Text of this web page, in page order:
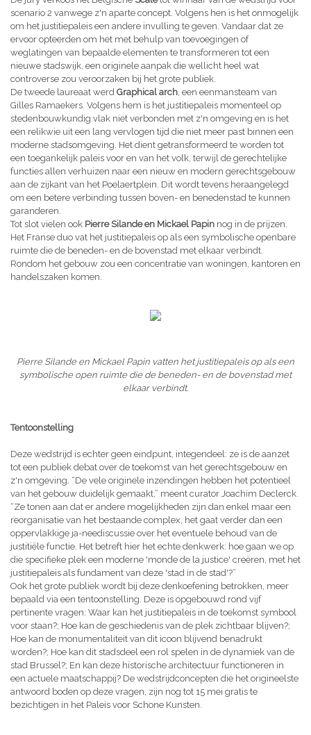
scenario 2 vanwege z'n aparte concept. Volgens hen is het onmogelijk
om het justitiepaleis een andere invulling te geven. Vandaar dat ze
ervoor opteerden om het met behulp van toevoegingen of
weglatingen van bepaalde elementen te transformeren tot een
nieuwe stadswijk, een originele aanpak die wellicht heel wat
controverse zou veroorzaken bij het grote publiek.
De tweede laureaat werd Graphical arch, een eenmansteam van
Gilles Ramaekers. Volgens hem is het justitiepaleis momenteel op
stedenbouwkundig vlak niet verbonden met z'n omgeving en is het
een relikwie uit een lang vervlogen tijd die niet meer past binnen een
moderne stadsomgeving. Het dient getransformeerd te worden tot
een toegankelijk paleis voor en van het volk, terwijl de gerechtelijke
functies allen verhuizen naar een nieuw en modern gerechtsgebouw
aan de zijkant van het Poelaertplein. Dit wordt tevens heraangelegd
om een betere verbinding tussen boven- en benedenstad te kunnen
garanderen.
Tot slot vielen ook Pierre Silande en Mickael Papin nog in de prijzen.
Het Franse duo vat het justitiepaleis op als een symbolische openbare
ruimte die de beneden- en de bovenstad met elkaar verbindt.
Rondom het gebouw zou een concentratie van woningen, kantoren en
handelszaken komen.
Pierre Silande en Mickael Papin vatten het justitiepaleis op als een
symbolische open ruimte die de beneden- en de bovenstad met
elkaar verbindt.
Tentoonstelling
Deze wedstrijd is echter geen eindpunt, integendeel: ze is de aanzet
tot een publiek debat over de toekomst van het gerechtsgebouw en
z'n omgeving. “De vele originele inzendingen hebben het potentieel
van het gebouw duidelijk gemaakt,” meent curator Joachim Declerck.
“Ze tonen aan dat er andere mogelijkheden zijn dan enkel maar een
reorganisatie van het bestaande complex, het gaat verder dan een
oppervlakkige ja-neediscussie over het eventuele behoud van de
justitiële functie. Het betreft hier het echte denkwerk: hoe gaan we op
die specifieke plek een moderne 'monde de la justice' creëren, met het
justitiepaleis als fundament van deze 'stad in de stad'?”
Ook het grote publiek wordt bij deze denkoefening betrokken, meer
bepaald via een tentoonstelling. Deze is opgebouwd rond vijf
pertinente vragen: Waar kan het justitiepaleis in de toekomst symbool
voor staan?; Hoe kan de geschiedenis van de plek zichtbaar blijven?;
Hoe kan de monumentaliteit van dit icoon blijvend benadrukt
worden?; Hoe kan dit stadsdeel een rol spelen in de dynamiek van de
stad Brussel?; En kan deze historische architectuur functioneren in
een actuele maatschappij? De wedstrijdconcepten die het origineelste
antwoord boden op deze vragen, zijn nog tot 15 mei gratis te
bezichtigen in het Paleis voor Schone Kunsten.